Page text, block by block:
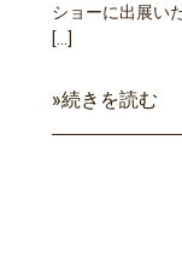
ショーに出展い
[…]
»続きを読む